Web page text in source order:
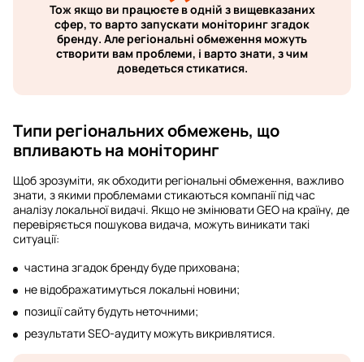
Тож якщо ви працюєте в одній з вищевказаних
сфер, то варто запускати моніторинг згадок
бренду. Але регіональні обмеження можуть
створити вам проблеми, і варто знати, з чим
доведеться стикатися.
Типи регіональних обмежень, що
впливають на моніторинг
Щоб зрозуміти, як обходити регіональні обмеження, важливо
знати, з якими проблемами стикаються компанії під час
аналізу локальної видачі. Якщо не змінювати GEO на країну, де
перевіряється пошукова видача, можуть виникати такі
ситуації:
частина згадок бренду буде прихована;
не відображатимуться локальні новини;
позиції сайту будуть неточними;
результати SEO-аудиту можуть викривлятися.